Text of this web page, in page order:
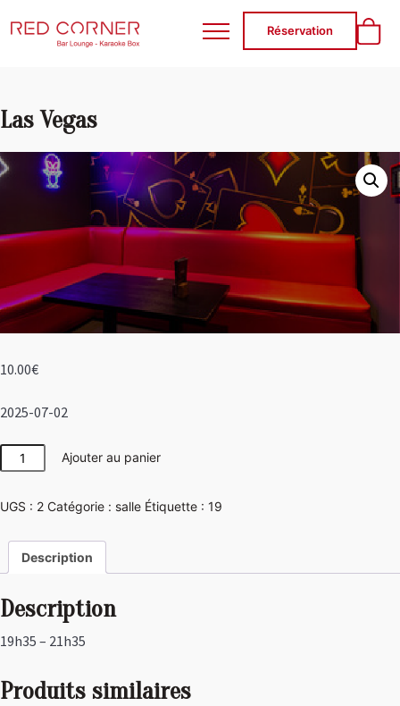
RED CORNER
Réservation
Las Vegas
10.00€
2025-07-02
quantité
de
Vegas
Ajouter au panier
UGS : 2 Catégorie : salle Étiquette : 19
Description
Description
19h35 – 21h35
Produits similaires